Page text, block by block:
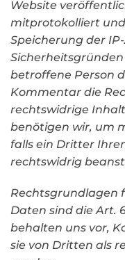
Website
mitprotokolliert
Speicherung der
betroffene Person
Kommentar die
rechtswidrige
benötigen wir, um
falls ein Dritter
rechtswidrig
Rechtsgrundlagen
Daten sind die Art.
behalten uns vor,
sie von Dritten als